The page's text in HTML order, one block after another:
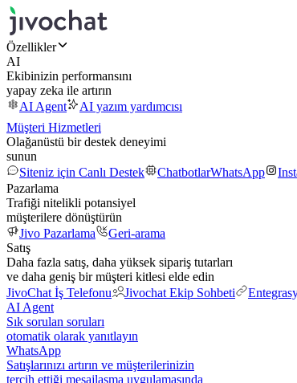
Özellikler
AI
Ekibinizin performansını
yapay zeka ile artırın
AI Agent
AI yazım yardımcısı
Müşteri Hizmetleri
Olağanüstü bir destek deneyimi
sunun
Siteniz için Canlı Destek
ChatbotlarWhatsApp
Pazarlama
Trafiği nitelikli potansiyel
müşterilere dönüştürün
Jivo Pazarlama
Geri-arama
Satış
Daha fazla satış, daha yüksek sipariş tutarları
ve daha geniş bir müşteri kitlesi elde edin
JivoChat İş Telefonu
Jivochat Ekip Sohbeti
AI Agent
Sık sorulan soruları
otomatik olarak yanıtlayın
WhatsApp
Satışlarınızı artırın ve müşterilerinizin
tercih ettiği mesajlaşma uygulamasında